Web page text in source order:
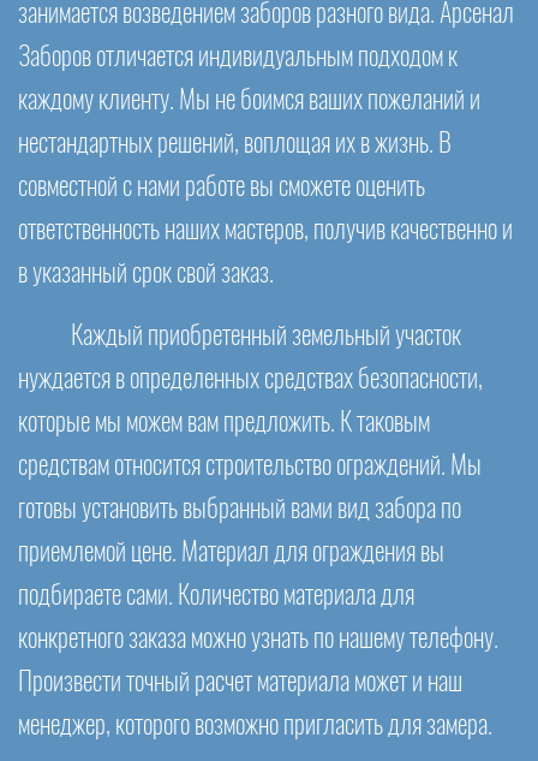
занимается возведением заборов разного вида. Арсенал
Заборов отличается индивидуальным подходом к
каждому клиенту. Мы не боимся ваших пожеланий и
нестандартных решений, воплощая их в жизнь. В
совместной с нами работе вы сможете оценить
ответственность наших мастеров, получив качественно и
в указанный срок свой заказ.
Каждый приобретенный земельный участок
нуждается в определенных средствах безопасности,
которые мы можем вам предложить. К таковым
средствам относится строительство ограждений. Мы
готовы установить выбранный вами вид забора по
приемлемой цене. Материал для ограждения вы
подбираете сами. Количество материала для
конкретного заказа можно узнать по нашему телефону.
Произвести точный расчет материала может и наш
менеджер, которого возможно пригласить для замера.